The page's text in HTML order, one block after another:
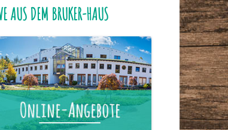
AUS DEM BRUKER-HAUS